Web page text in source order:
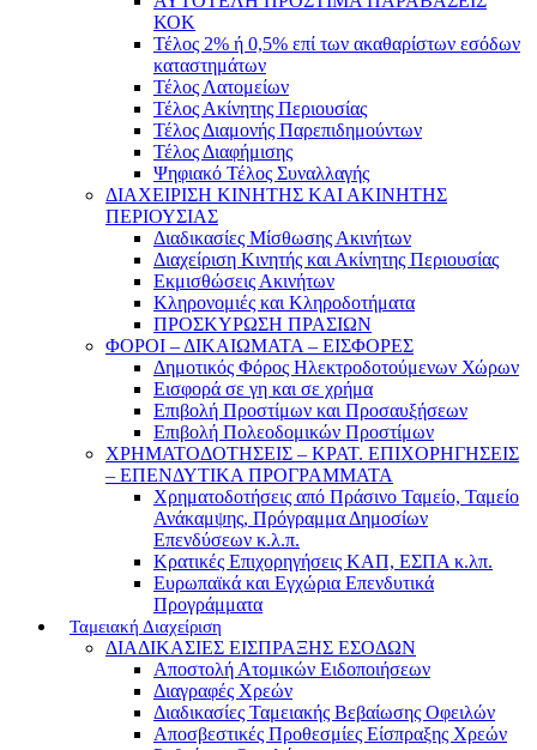
ΚΟΚ
Τέλος 2% ή 0,5% επί των ακαθαρίστων εσόδων
καταστημάτων
Τέλος Λατομείων
Τέλος Ακίνητης Περιουσίας
Τέλος Διαμονής Παρεπιδημούντων
Τέλος Διαφήμισης
Ψηφιακό Τέλος Συναλλαγής
ΔΙΑΧΕΙΡΙΣΗ ΚΙΝΗΤΗΣ ΚΑΙ ΑΚΙΝΗΤΗΣ
ΠΕΡΙΟΥΣΙΑΣ
Διαδικασίες Μίσθωσης Ακινήτων
Διαχείριση Κινητής και Ακίνητης Περιουσίας
Εκμισθώσεις Ακινήτων
Κληρονομιές και Κληροδοτήματα
ΠΡΟΣΚΥΡΩΣΗ ΠΡΑΣΙΩΝ
ΦΟΡΟΙ – ΔΙΚΑΙΩΜΑΤΑ – ΕΙΣΦΟΡΕΣ
Δημοτικός Φόρος Ηλεκτροδοτούμενων Χώρων
Εισφορά σε γη και σε χρήμα
Επιβολή Προστίμων και Προσαυξήσεων
Επιβολή Πολεοδομικών Προστίμων
ΧΡΗΜΑΤΟΔΟΤΗΣΕΙΣ – ΚΡΑΤ. ΕΠΙΧΟΡΗΓΗΣΕΙΣ
– ΕΠΕΝΔΥΤΙΚΑ ΠΡΟΓΡΑΜΜΑΤΑ
Χρηματοδοτήσεις από Πράσινο Ταμείο, Ταμείο
Ανάκαμψης, Πρόγραμμα Δημοσίων
Επενδύσεων κ.λ.π.
Κρατικές Επιχορηγήσεις ΚΑΠ, ΕΣΠΑ κ.λπ.
Ευρωπαϊκά και Εγχώρια Επενδυτικά
Προγράμματα
Ταμειακή Διαχείριση
ΔΙΑΔΙΚΑΣΙΕΣ ΕΙΣΠΡΑΞΗΣ ΕΣΟΔΩΝ
Αποστολή Ατομικών Ειδοποιήσεων
Διαγραφές Χρεών
Διαδικασίες Ταμειακής Βεβαίωσης Οφειλών
Αποσβεστικές Προθεσμίες Είσπραξης Χρεών